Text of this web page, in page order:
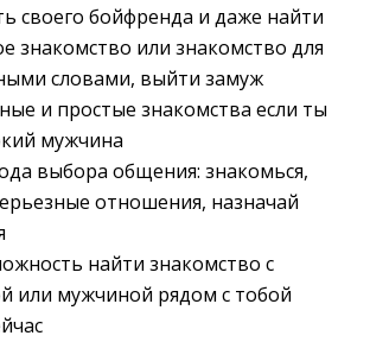
своего бойфренда и даже найти
знакомство или знакомство для
словами, выйти замуж
и простые знакомства если ты
мужчина
выбора общения: знакомься,
отношения, назначай
найти знакомство с
или мужчиной рядом с тобой